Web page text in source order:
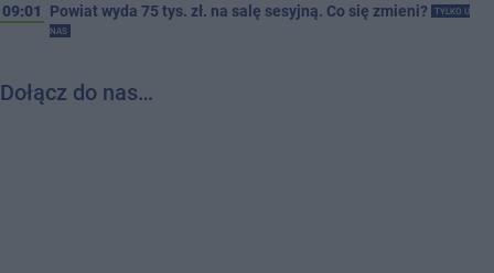
09:01 Powiat wyda 75 tys. zł. na salę sesyjną. Co się zmieni?
TYLKO U
NAS
Dołącz do nas…